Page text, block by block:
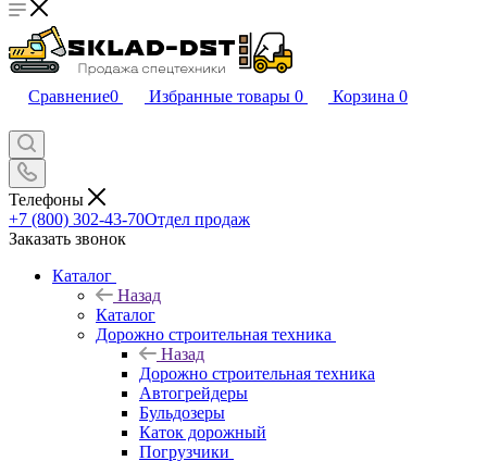
Сравнение0 Избранные товары 0 Корзина 0
Телефоны
+7 (800) 302-43-70Отдел продаж
Заказать звонок
Каталог
Назад
Каталог
Дорожно строительная техника
Назад
Дорожно строительная техника
Автогрейдеры
Бульдозеры
Каток дорожный
Погрузчики